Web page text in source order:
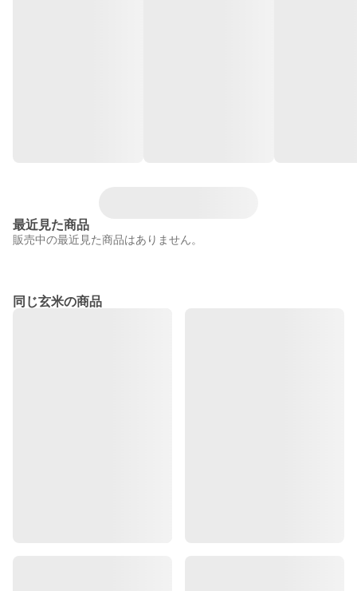
最近見た商品
販売中の最近見た商品はありません。
同じ玄米の商品